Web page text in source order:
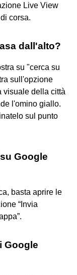
Live View
corsa.
dall'alto?
su "cerca su
sull'opzione
visuale della città
l'omino giallo.
sul punto
Google
basta aprire le
“Invia
Google